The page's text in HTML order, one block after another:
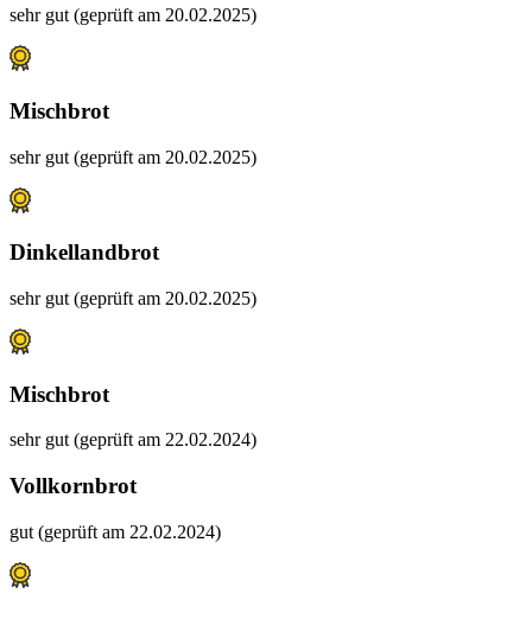
sehr gut (geprüft am 20.02.2025)
Mischbrot
sehr gut (geprüft am 20.02.2025)
Dinkellandbrot
sehr gut (geprüft am 20.02.2025)
Mischbrot
sehr gut (geprüft am 22.02.2024)
Vollkornbrot
gut (geprüft am 22.02.2024)